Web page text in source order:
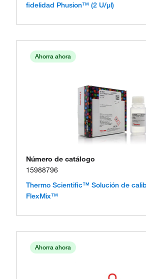
fidelidad Phusion™ (2 U/μl)
Ahorra ahora
Número de catálogo
15988796
Thermo Scientific™ Solución de
FlexMix™
Ahorra ahora